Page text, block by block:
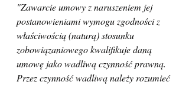
"Zawarcie umowy z naruszeniem jej
postanowieniami wymogu zgodności z
właściwością (naturą) stosunku
zobowiązaniowego kwalifikuje daną
umowę jako wadliwą czynność prawną.
Przez czynność wadliwą należy rozumieć